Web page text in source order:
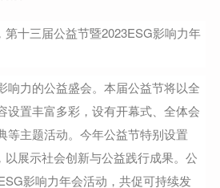
第十三届公益节暨2023ESG影响力年
响力的公益盛会。本届公益节将以全
设置丰富多彩，设有开幕式、全体会
等主题活动。今年公益节特别设置
以展示社会创新与公益践行成果。公
影响力年会活动，共促可持续发